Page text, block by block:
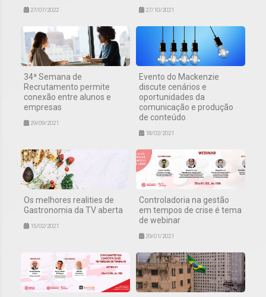
27/07/2022 27/10/2021
34ª Semana de
Recrutamento permite
conexão entre alunos e
empresas
29/09/2021
Evento do Mackenzie
discute cenários e
oportunidades da
comunicação e produção
de conteúdo
18/02/2021
Os melhores realities de
Gastronomia da TV aberta
15/02/2021
Controladoria na gestão
em tempos de crise é tema
de webinar
29/01/2021